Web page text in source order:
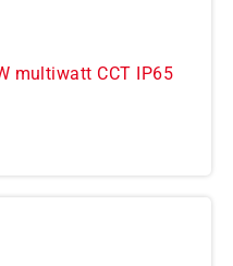
multiwatt CCT IP65